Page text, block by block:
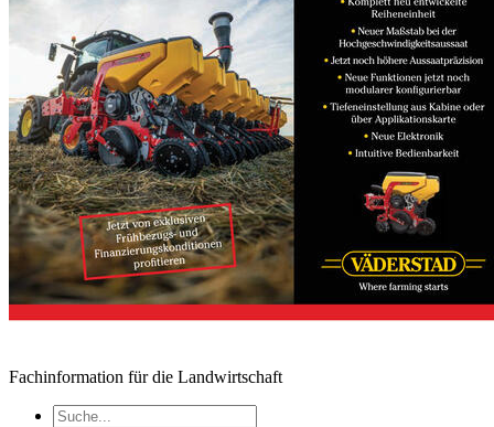
Fachinformation für die Landwirtschaft